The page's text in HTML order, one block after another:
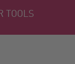
TOOLS